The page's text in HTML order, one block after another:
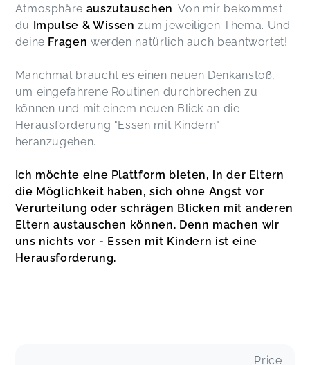
Atmosphäre auszutauschen. Von mir bekommst
du
Impulse & Wissen zum jeweiligen Thema. Und
deine Fragen werden natürlich auch beantwortet!
Manchmal braucht es einen neuen Denkanstoß,
um eingefahrene Routinen durchbrechen zu
können und mit einem neuen Blick an die
Herausforderung "Essen mit Kindern"
heranzugehen.
Ich möchte eine Plattform bieten, in der Eltern
die Möglichkeit haben, sich ohne Angst vor
Verurteilung oder schrägen Blicken mit anderen
Eltern austauschen können. Denn machen wir
uns nichts vor - Essen mit Kindern ist eine
Herausforderung.
Price